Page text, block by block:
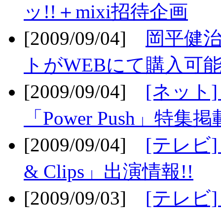
ッ!!＋mixi招待企画
[2009/09/04]
岡平健
トがWEBにて購入可
[2009/09/04] [ネット]
「Power Push」特集
[2009/09/04] [テレビ]
& Clips」出演情報!!
[2009/09/03] [テレビ